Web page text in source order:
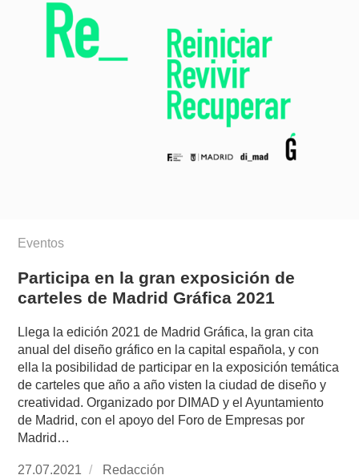
Eventos
Participa en la gran exposición de
carteles de Madrid Gráfica 2021
Llega la edición 2021 de Madrid Gráfica, la gran cita
anual del diseño gráfico en la capital española, y con
ella la posibilidad de participar en la exposición temática
de carteles que año a año visten la ciudad de diseño y
creatividad. Organizado por DIMAD y el Ayuntamiento
de Madrid, con el apoyo del Foro de Empresas por
Madrid…
Publicado
27.07.2021 https://www.experimenta.es/author/redaccion/
Redacción